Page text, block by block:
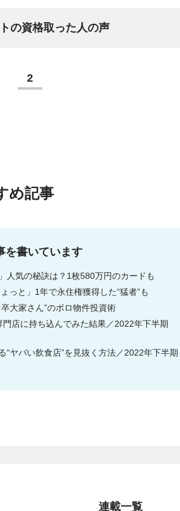
の資格取った人の声
2
め記事
を書いています
気の秘訣は？1枚580万円のカードも
っと」1年で永住権獲得した“猛者”も
大家さん”のボロ物件投資術
店に持ち込んでみた結果／2022年下半期
ヤバい飲食店”を見抜く方法／2022年下半期
連載一覧